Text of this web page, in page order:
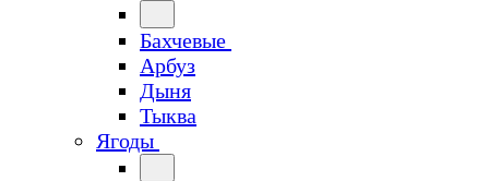
Бахчевые
Арбуз
Дыня
Тыква
Ягоды